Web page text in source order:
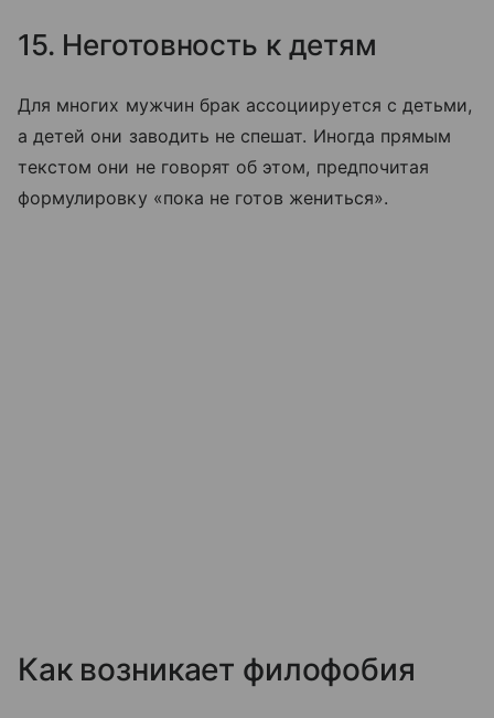
15. Неготовность к детям
Для многих мужчин брак ассоциируется с детьми,
а детей они заводить не спешат. Иногда прямым
текстом они не говорят об этом, предпочитая
формулировку «пока не готов жениться».
Как возникает филофобия